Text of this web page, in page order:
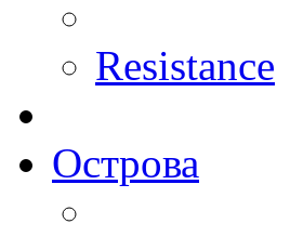
Resistance
Острова